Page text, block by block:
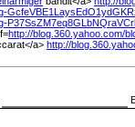
http://blog.360.yahoo.com/
a> http://